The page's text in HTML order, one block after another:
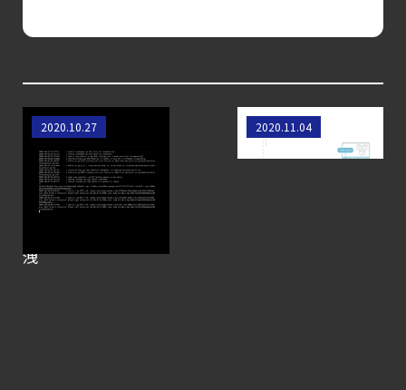
CSPMとは？
Managementの全体像
のための Headless
Cloud Security
【ブログ】
CVE-2020-8566 の
理解と緩和: Ceph
クラスター管理者
の資格情報が kube-
controller-
洩
2020.10.27
coreDNSの監視方
2020.11.04